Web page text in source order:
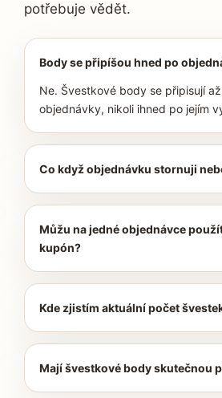
potřebuje vědět.
Body se připíšou hned po
Ne. Švestkové body se připisují
objednávky, nikoli ihned po jejím
Co když objednávku stornuji
Můžu na jedné objednávce
kupón?
Kde zjistím aktuální počet
Mají švestkové body skutečnou